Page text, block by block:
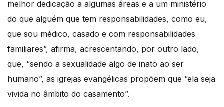
melhor dedicação a algumas áreas e a um ministério
do que alguém que tem responsabilidades, como eu,
que sou médico, casado e com responsabilidades
familiares”, afirma, acrescentando, por outro lado,
que, “sendo a sexualidade algo de inato ao ser
humano”, as igrejas evangélicas propõem que “ela seja
vivida no âmbito do casamento”.